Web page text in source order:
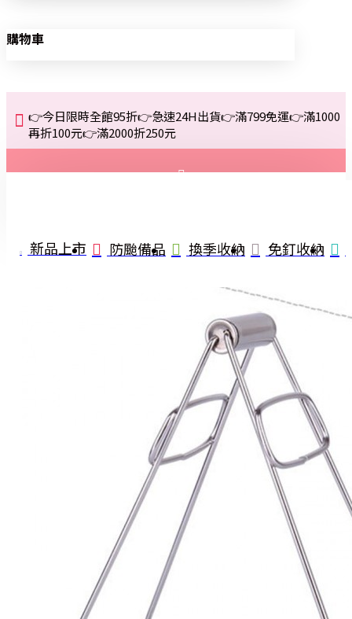
購物車
👉今日限時全館95折👉急速24H出貨👉滿799免運👉滿1000
再折100元👉滿2000折250元
註冊
新品上市 防颱備品 換季收納 免釘收納